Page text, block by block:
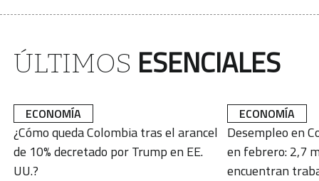
ÚLTIMOS ESENCIALES
ECONOMÍA
¿Cómo queda Colombia tras el arancel
de 10% decretado por Trump en EE.
UU.?
ECONOMÍA
Desempleo en
en febrero: 2,7
encuentran